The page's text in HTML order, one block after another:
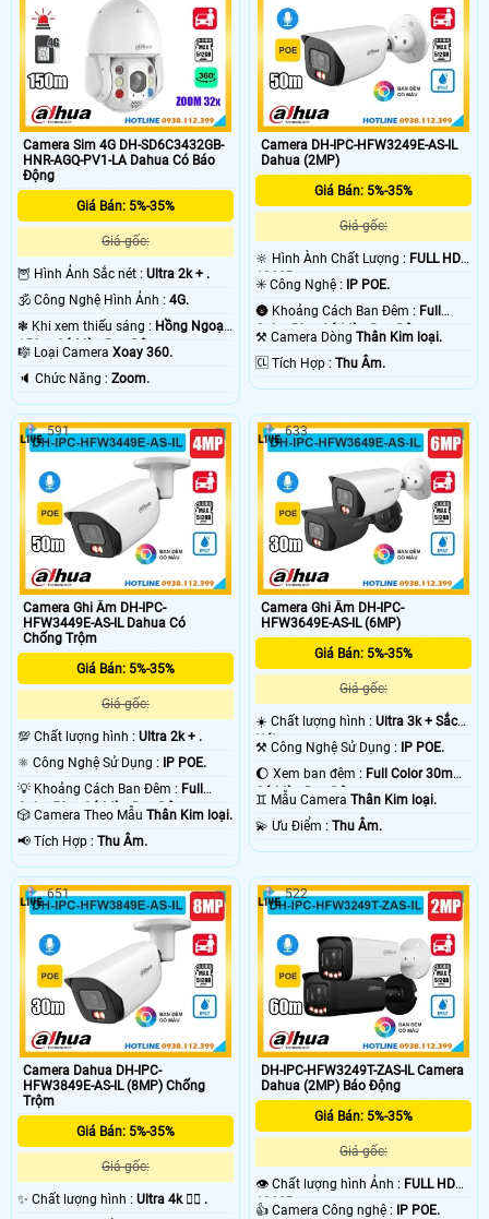
Camera Sim 4G DH-SD6C3432GB-
HNR-AGQ-PV1-LA Dahua Có Báo
Động
Giá Bán: 5%-35%
Giá gốc:
🦉 Hình Ảnh Sắc nét : Ultra 2k + .
🕉️ Công Nghệ Hình Ảnh : 4G.
❃ Khi xem thiếu sáng : Hồng Ngoại
150m Có Màu Ban Ðêm.
🎼️ Loại Camera Xoay 360.
️🔈 Chức Năng : Zoom.
Camera DH-IPC-HFW3249E-AS-IL
Dahua (2MP)
Giá Bán: 5%-35%
Giá gốc:
🔆 Hình Ành Chất Lượng : FULL HD
1080P .
✳️ Công Nghệ : IP POE.
🌚 Khoảng Cách Ban Đêm : Full
Color 50m Có Màu Ban Ðêm.
⚒ Camera DòngThân Kim loại.
️🆑 Tích Hợp :Thu Âm.
Camera Ghi Âm DH-IPC-
HFW3449E-AS-IL Dahua Có
Chống Trộm
Giá Bán: 5%-35%
Giá gốc:
💯 Chất lượng hình : Ultra 2k + .
⚛️ Công Nghệ Sử Dụng :
IP POE.
💡 Khoảng Cách Ban Đêm : Full
Color 50m Có Màu Ban Ðêm.
🎲 Camera Theo Mẫu Thân Kim loại.
️📢 Tích Hợp : Thu Âm.
591
Camera Ghi Âm DH-IPC-
HFW3649E-AS-IL (6MP)
Giá Bán: 5%-35%
Giá gốc:
☀️ Chất lượng hình :Ultra 3k + Sắc
Nét .
⚒ Công Nghệ Sử Dụng :
IP POE.
🌔 Xem ban đêm : Full Color 30m
Có Màu Ban Ðêm.
♊ Mẫu CameraThân Kim loại.
️💫 Ưu Điểm :Thu Âm.
633
Camera Dahua DH-IPC-
HFW3849E-AS-IL (8MP) Chống
Trộm
Giá Bán: 5%-35%
Giá gốc:
✨ Chất lượng hình : Ultra 4k 👍🏾 .
651
DH-IPC-HFW3249T-ZAS-IL Camera
Dahua (2MP) Báo Động
Giá Bán: 5%-35%
Giá gốc:
👁 Chất lượng hình Ảnh : FULL HD
1080P .
👍 Camera Công nghệ : IP POE.
522